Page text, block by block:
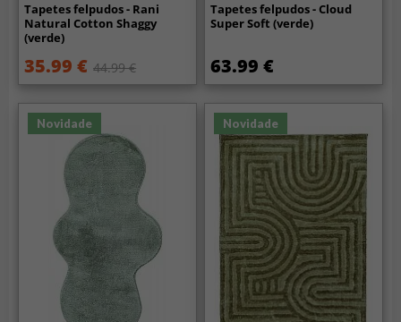
Tapetes felpudos - Rani
Natural Cotton Shaggy
(verde)
35.99 € 44.99 €
Tapetes felpudos - Cloud
Super Soft (verde)
63.99 €
Novidade Novidade